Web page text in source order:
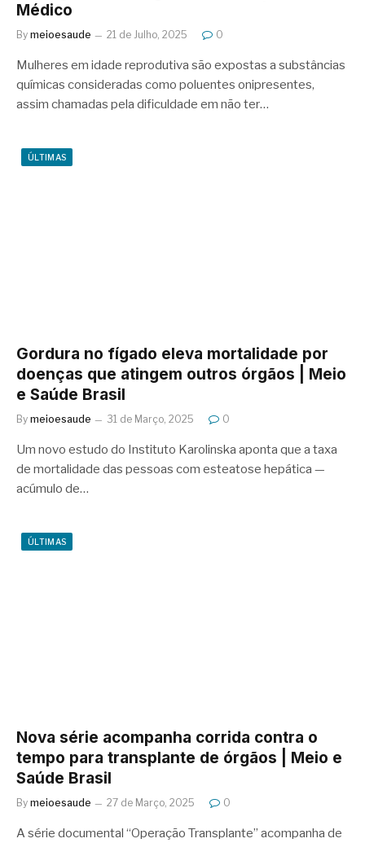
Médico
By meioesaude 21 de Julho, 2025 0
Mulheres em idade reprodutiva são expostas a substâncias
químicas consideradas como poluentes onipresentes,
assim chamadas pela dificuldade em não ter…
ÚLTIMAS
Gordura no fígado eleva mortalidade por
doenças que atingem outros órgãos | Meio
e Saúde Brasil
By meioesaude 31 de Março, 2025 0
Um novo estudo do Instituto Karolinska aponta que a taxa
de mortalidade das pessoas com esteatose hepática —
acúmulo de…
ÚLTIMAS
Nova série acompanha corrida contra o
tempo para transplante de órgãos | Meio e
Saúde Brasil
By meioesaude 27 de Março, 2025 0
A série documental “Operação Transplante” acompanha de